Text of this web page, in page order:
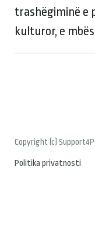
trashëgiminë e
kulturor, e
Copyright (c)
Politika privatnosti